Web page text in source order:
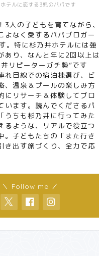
テルに恋する3児のパパです
3人の子どもを育てながら、
よなく愛するパパブロガー
。特に杉乃井ホテルには強
あり、なんと年に2回以上は
リピーターガチ勢”です
れ目線での宿泊棟選び、ビ
、温泉＆プールの楽しみ方
にリサーチ＆体験してブロ
います。読んでくださるパ
うちも杉乃井に行ってみた
るような、リアルで役立つ
。子どもたちの「また行き
き出す旅づくり、全力で応
＼ Follow me ／